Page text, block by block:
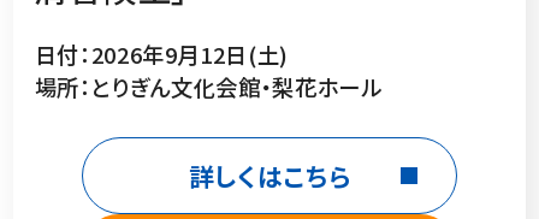
日付：2026年9月12日(土)
場所：とりぎん文化会館・梨花ホール
詳しくはこちら